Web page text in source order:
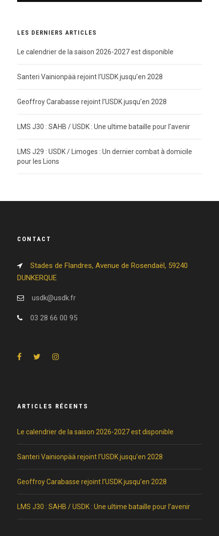
LES DERNIERS ARTICLES
Le calendrier de la saison 2026-2027 est disponible
Santeri Vainionpää rejoint l’USDK jusqu’en 2028
Geoffroy Carabasse rejoint l’USDK jusqu’en 2028
LMS J30 : SAHB / USDK : Une ultime bataille pour l’avenir
LMS J29 : USDK / Limoges : Un dernier combat à domicile
pour les Lions
CONTACT
Stades de Flandres, Avenue de Rosendaël, 59240
DUNKERQUE
usdk@usdk.fr
03 28 66 00 95
ARTICLES RÉCENTS
Le calendrier de la saison 2026-2027 est disponible
Santeri Vainionpää rejoint l’USDK jusqu’en 2028
Geoffroy Carabasse rejoint l’USDK jusqu’en 2028
LMS J30 : SAHB / USDK : Une ultime bataille pour l’avenir